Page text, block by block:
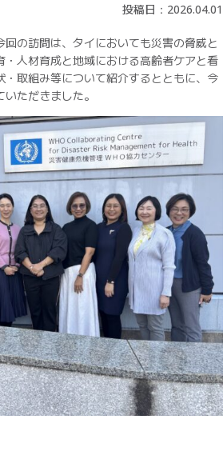
投稿日： 2026.04.01
の訪問は、タイにおいても災害の脅威と
人材育成と地域における高齢者ケアと看
取組み等について紹介するとともに、今
ただきました。